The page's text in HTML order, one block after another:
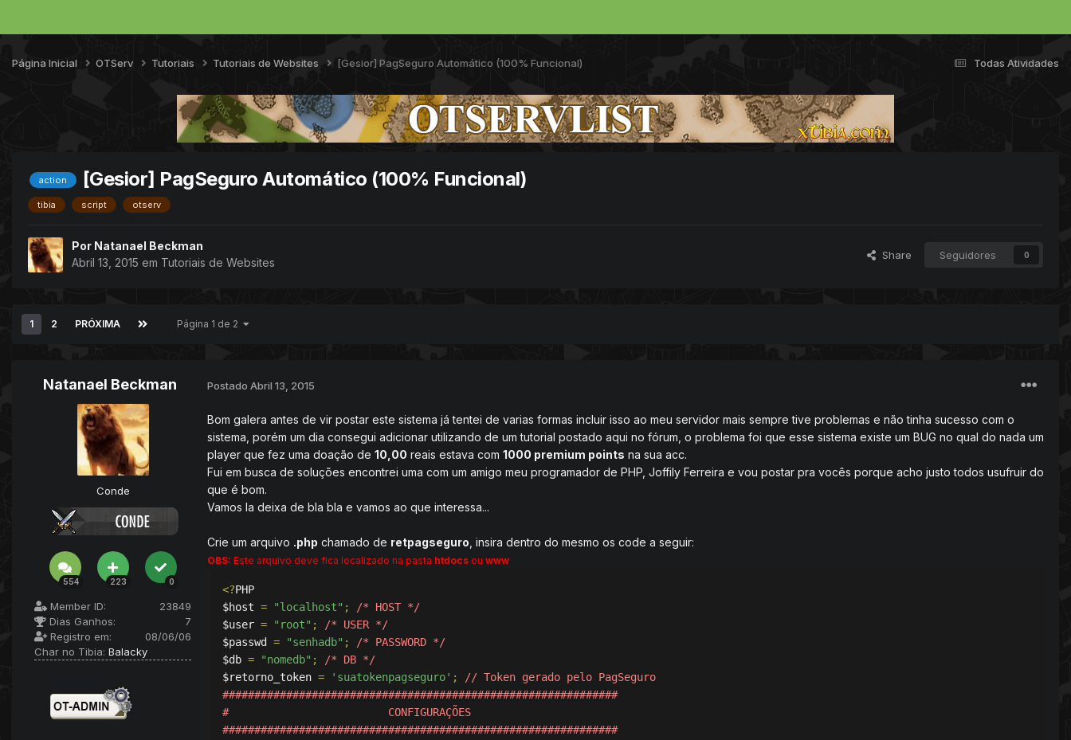
Todas Atividades
Página Inicial OTServ Tutoriais Tutoriais de Websites [Gesior] PagSeguro Automático (100% Funcional)
action [Gesior] PagSeguro Automático (100% Funcional)
tibia script otserv
Por Natanael Beckman
Abril 13, 2015 em Tutoriais de Websites
Share Seguidores 0
1 2 PRÓXIMA Página 1 de 2
Natanael Beckman
Conde
554 223 0
Member ID:
23849
Dias Ganhos:
7
Registro em:
08/06/06
Char no Tibia: Balacky
Postado Abril 13, 2015
Bom galera antes de vir postar este sistema já tentei de varias formas incluir isso ao meu servidor mais sempre tive problemas e não tinha sucesso com o
sistema, porém um dia consegui adicionar utilizando de um tutorial postado aqui no fórum, o problema foi que esse sistema existe um BUG no qual do nada um
player que fez uma doação de 10,00 reais estava com 1000 premium points na sua acc.
Fui em busca de soluções encontrei uma com um amigo meu programador de PHP, Joffily Ferreira e vou postar pra vocês porque acho justo todos usufruir do
que é bom.
Vamos la deixa de bla bla e vamos ao que interessa...
Crie um arquivo .php chamado de retpagseguro , insira dentro do mesmo os code a seguir:
OBS: Este arquivo deve fica localizado na pasta htdocs ou www
<?PHP
$host = "localhost" ;
/* HOST */
$user = "root" ;
/* USER */
$passwd = "senhadb" ;
/* PASSWORD */
$db = "nomedb" ;
/* DB */
$retorno_token = 'suatokenpagseguro' ;
// Token gerado pelo PagSeguro
##############################################################
#                         CONFIGURAÇÕES
##############################################################